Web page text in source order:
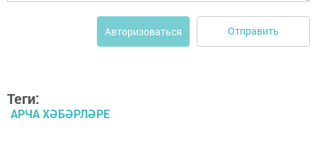
Авторизоваться Отправить
Теги:
АРЧА ХӘБӘРЛӘРЕ